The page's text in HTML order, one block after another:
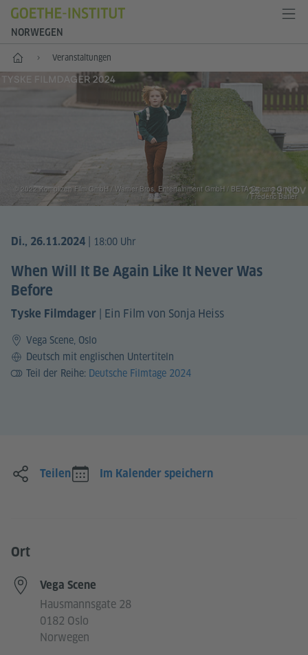
NORWEGEN
Start Veranstaltungen
Di., 26.11.2024 18:00 Uhr
When Will It Be Again Like It Never Was
Before
Tyske Filmdager | Ein Film von Sonja Heiss
Vega Scene, Oslo
SpracheDeutsch mit englischen Untertiteln
Teil der Reihe: Deutsche Filmtage 2024
© 2022 Komplizen Film GmbH / Warner Bros. Entertainment GmbH / BETA Cinema GmbH
/ Frédéric Batier
Teilen Im Kalender speichern
Ort
Vega Scene
Hausmannsgate 28
0182 Oslo
Norwegen